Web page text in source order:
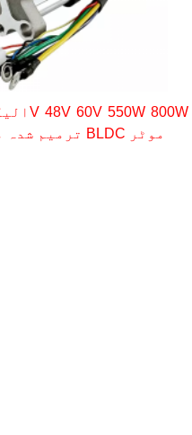
1000W 1500W ترمیم شدہ مکینیکل سامان BLDC موٹر